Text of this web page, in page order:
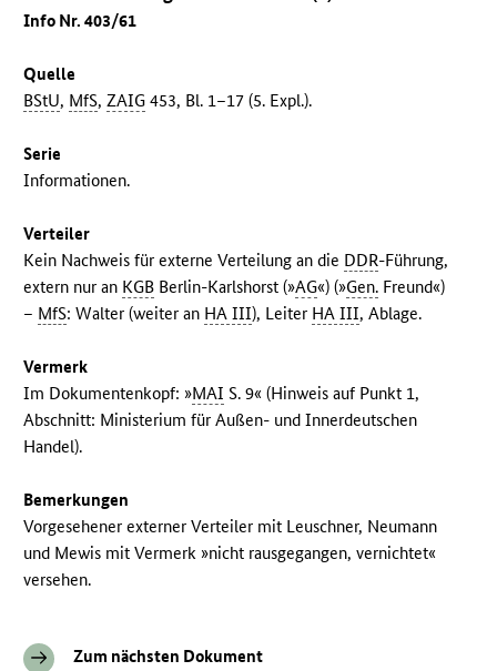
Info Nr. 403/61
Quelle
BStU, MfS,ZAIG 453, Bl. 1–17 (5. Expl.).
Serie
Informationen.
Verteiler
Kein Nachweis für externe Verteilung an die DDR-Führung,
extern nur an KGB Berlin-Karlshorst (»AG«) (»Gen. Freund«)
– MfS: Walter (weiter an HA III), Leiter HA III, Ablage.
Vermerk
Im Dokumentenkopf: »MAI S. 9« (Hinweis auf Punkt 1,
Abschnitt: Ministerium für Außen- und Innerdeutschen
Handel).
Bemerkungen
Vorgesehener externer Verteiler mit Leuschner, Neumann
und Mewis mit Vermerk »nicht rausgegangen, vernichtet«
versehen.
Zum nächsten Dokument